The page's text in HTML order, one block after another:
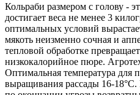
Кольраби размером с голову -
достигает веса не менее 3
оптимальных условий
мякоть неизменно сочная и
тепловой обработке
низкокалорийное пюре.
Оптимальная температура для
выращивания рассады 16-18°С.